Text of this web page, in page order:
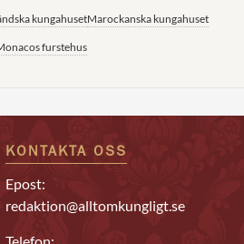
kungahusetMarockanska kungahuset
furstehus
KONTAKTA OSS
Epost:
redaktion@alltomkungligt.se